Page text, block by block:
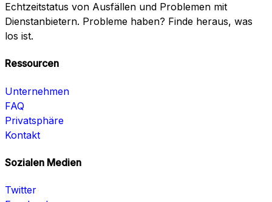
Echtzeitstatus von Ausfällen und Problemen mit
Dienstanbietern. Probleme haben? Finde heraus, was
los ist.
Ressourcen
Unternehmen
FAQ
Privatsphäre
Kontakt
Sozialen Medien
Twitter